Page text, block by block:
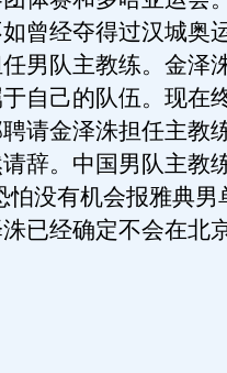
曾经夺得过汉城奥
男队主教练。金泽
自己的队伍。现在
请金泽洙担任主教
辞。中国男队主教
怕没有机会报雅典
已经确定不会在北